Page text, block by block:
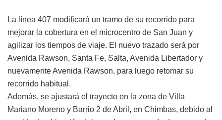
La línea 407 modificará un tramo de su recorrido para
mejorar la cobertura en el microcentro de San Juan y
agilizar los tiempos de viaje. El nuevo trazado será por
Avenida Rawson, Santa Fe, Salta, Avenida Libertador y
nuevamente Avenida Rawson, para luego retomar su
recorrido habitual.
Además, se ajustará el trayecto en la zona de Villa
Mariano Moreno y Barrio 2 de Abril, en Chimbas, debido al